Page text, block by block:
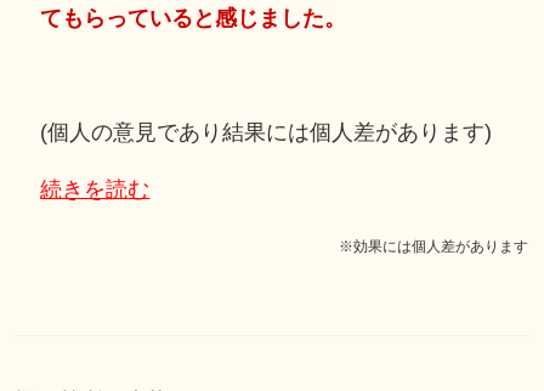
てもらっていると感じました。
(個人の意見であり結果には個人差があります)
続きを読む
※効果には個人差があります